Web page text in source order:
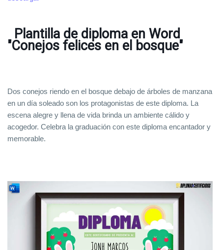
Plantilla de diploma en Word
"Conejos felices en el bosque"
Dos conejos riendo en el bosque debajo de árboles de manzana
en un día soleado son los protagonistas de este diploma. La
escena alegre y llena de vida brinda un ambiente cálido y
acogedor. Celebra la graduación con este diploma encantador y
memorable.